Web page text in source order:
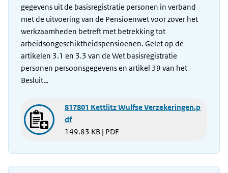
gegevens uit de basisregistratie personen in verband
met de uitvoering van de Pensioenwet voor zover het
werkzaamheden betreft met betrekking tot
arbeidsongeschiktheidspensioenen. Gelet op de
artikelen 3.1 en 3.3 van de Wet basisregistratie
personen persoonsgegevens en artikel 39 van het
Besluit…
817801 Kettlitz Wulfse Verzekeringen.p
df
149.83 KB | PDF